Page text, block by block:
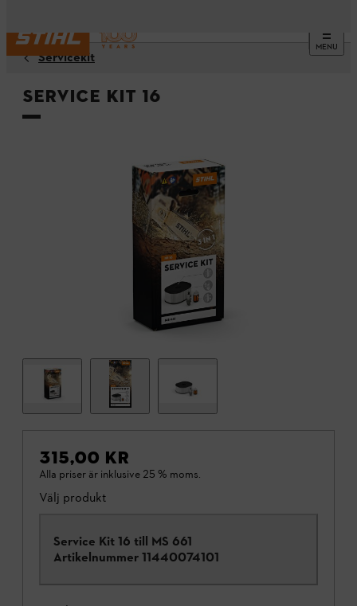
MENU
Servicekit
Service Kit 16
315,00 KR
Alla priser är inklusive 25 % moms.
Välj produkt
Service Kit 16 till MS 661
Artikelnummer 11440074101